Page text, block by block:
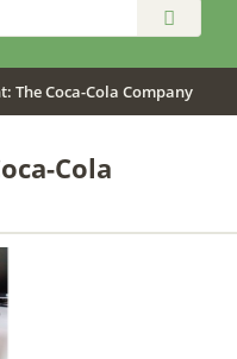
The Coca-Cola Company
Cola